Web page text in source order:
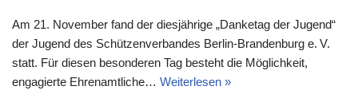
Am 21. November fand der diesjährige „Danketag der Jugend“
der Jugend des Schützenverbandes Berlin-Brandenburg e. V.
statt. Für diesen besonderen Tag besteht die Möglichkeit,
engagierte Ehrenamtliche… Weiterlesen »